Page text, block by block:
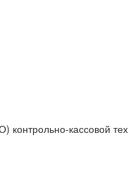
кассовой